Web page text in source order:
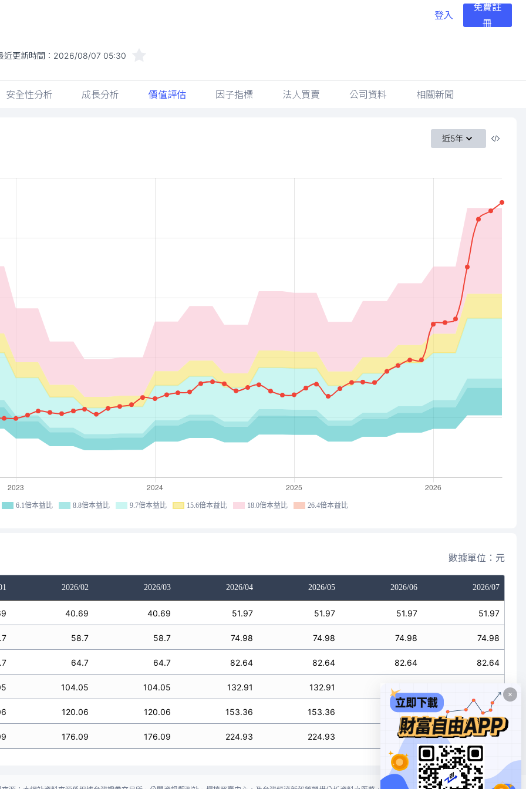
登入
免費註
冊
近更新時間： 2026/08/07 05:30
安全性分析 成長分析 價值評估 因子指標 法人買賣 公司資料 相關新聞
近5年
6.1倍本益比 8.8倍本益比 9.7倍本益比 15.6倍本益比 18.0倍本益比 26.4倍本益比
數據單位：元
2026/02 2026/03 2026/04 2026/05 2026/06 2026/07
40.69 40.69 51.97 51.97 51.97 51.97
58.7 58.7 74.98 74.98 74.98 74.98
64.7 64.7 82.64 82.64 82.64 82.64
104.05 104.05 132.91 132.91 132.91
120.06 120.06 153.36 153.36 153.36 153.36
176.09 176.09 224.93 224.93 224.93 224.93